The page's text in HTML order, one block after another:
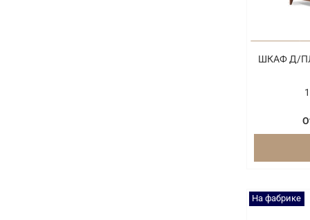
ШКАФ Д/ПЛ
На фабрике